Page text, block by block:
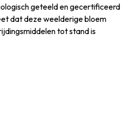
geteeld en gecertificeerd
dat deze weelderige bloem
tot stand is